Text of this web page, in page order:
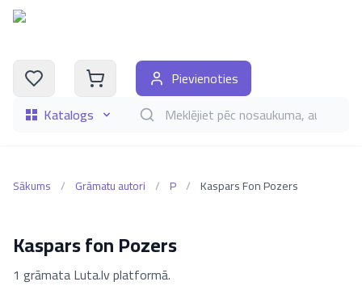
Katalogs Meklēt grāmatas pēc nosaukuma, autora,
Pievienoties
Sākums / Grāmatu autori / P / Kaspars Fon Pozers
Kaspars fon Pozers
1 grāmata Luta.lv platformā.